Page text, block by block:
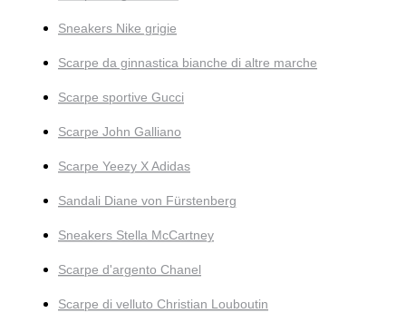
Sneakers Nike grigie
Scarpe da ginnastica bianche di altre marche
Scarpe sportive Gucci
Scarpe John Galliano
Scarpe Yeezy X Adidas
Sandali Diane von Fürstenberg
Sneakers Stella McCartney
Scarpe d'argento Chanel
Scarpe di velluto Christian Louboutin